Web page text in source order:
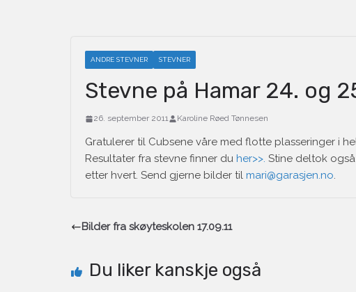
ANDRE STEVNER STEVNER
Stevne på Hamar 24. og
26. september 2011 Karoline Røed Tønnesen
Gratulerer til Cubsene våre med flotte plasseringer i
Resultater fra stevne finner du her>>. Stine deltok
etter hvert. Send gjerne bilder til mari@garasjen.no.
Bilder fra skøyteskolen 17.09.11
Du liker kanskje også